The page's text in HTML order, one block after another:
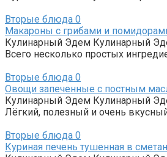
Вторые блюда 0
Макароны с грибами и
Кулинарный Эдем Кулинарный
Всего несколько простых
Вторые блюда 0
Овощи запеченные с постным
Кулинарный Эдем Кулинарный
Лёгкий, полезный и очень
Вторые блюда 0
Куриная печень тушенная в